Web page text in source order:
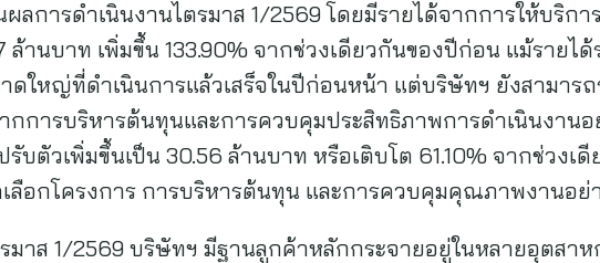
การดำเนินงานไตรมาส 1/2569 โดยมีรายได้จากการให้บริกา
ล้านบาท เพิ่มขึ้น 133.90% จากช่วงเดียวกันของปีก่อน แม้รายไ
ดใหญ่ที่ดำเนินการแล้วเสร็จในปีก่อนหน้า แต่บริษัทฯ ยังสามาร
กการบริหารต้นทุนและการควบคุมประสิทธิภาพการดำเนินงานอ
บตัวเพิ่มขึ้นเป็น 30.56 ล้านบาท หรือเติบโต 61.10% จากช่วงเ
ลือกโครงการ การบริหารต้นทุน และการควบคุมคุณภาพงานอย่
มาส 1/2569 บริษัทฯ มีฐานลูกค้าหลักกระจายอยู่ในหลายอุตสา